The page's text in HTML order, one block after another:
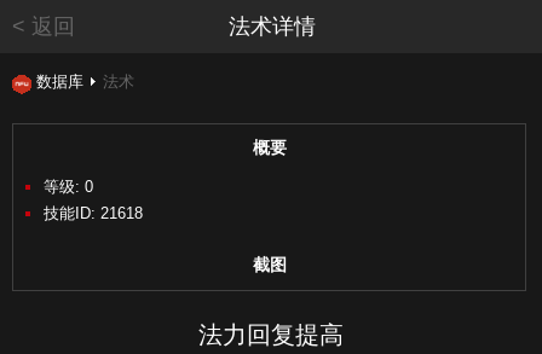
< 返回 法术详情
数据库 法术
概要
等级: 0
技能ID: 21618
截图
法力回复提高